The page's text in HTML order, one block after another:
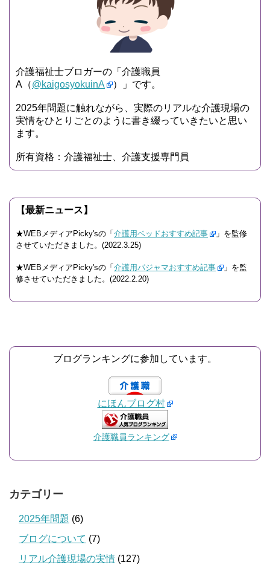
介護福祉士ブロガーの「介護職員
A（@kaigosyokuinA ）」です。
2025年問題に触れながら、実際のリアルな介護現場の
実情をひとりごとのように書き綴っていきたいと思い
ます。
所有資格：介護福祉士、介護支援専門員
【最新ニュース】
★WEBメディアPicky'sの「 介護用ベッドおすすめ記事
」を監修
させていただきました。(2022.3.25)
★WEBメディアPicky'sの「 介護用パジャマおすすめ記事
」を監
修させていただきました。(2022.2.20)
ブログランキングに参加しています。
にほんブログ村
介護職員ランキング
カテゴリー
2025年問題 (6)
ブログについて (7)
リアル介護現場の実情 (127)